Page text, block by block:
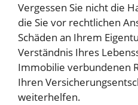
Vergessen Sie nicht die
die Sie vor rechtlichen
Schäden an Ihrem
Verständnis Ihres
Immobilie verbundenen
Ihren
weiterhelfen.